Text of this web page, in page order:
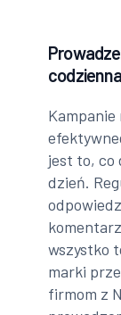
jest to, co
dzień.
wszystko
marki
firmom z